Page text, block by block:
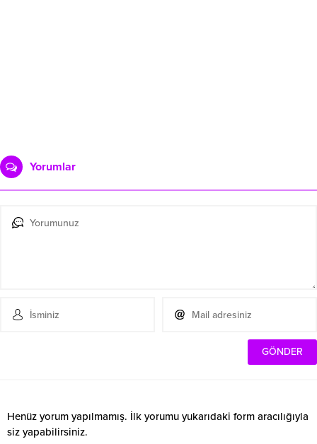
Yorumlar
Henüz yorum yapılmamış. İlk yorumu yukarıdaki form aracılığıyla
siz yapabilirsiniz.